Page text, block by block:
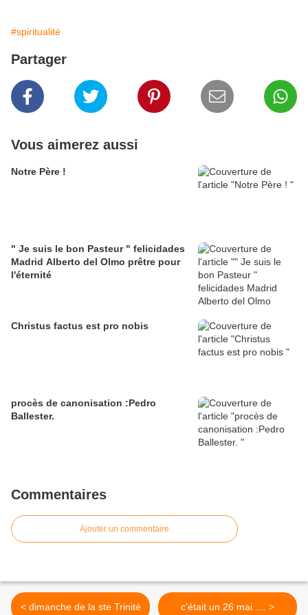
#spiritualité
Partager
Vous aimerez aussi
Notre Père !
" Je suis le bon Pasteur " felicidades
Madrid Alberto del Olmo prêtre pour
l'éternité
Christus factus est pro nobis
procès de canonisation :Pedro
Ballester.
Commentaires
Ajouter un commentaire
< dimanche de la ste Trinité c'était un 26 mai .... >